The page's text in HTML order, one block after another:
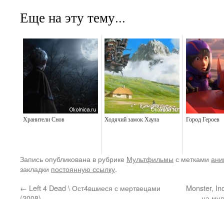
Еще на эту тему...
Хранители Снов Ходячий замок Хаула Город Героев
Запись опубликована в рубрике Мультфильмы с метками
закладки постоянную ссылку.
← Left 4 Dead \ Ост4вшиеся с мертвецами
Monster,